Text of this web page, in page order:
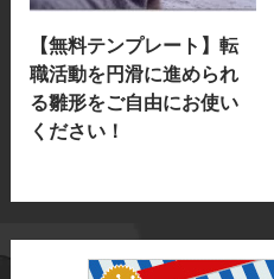
【無料テンプレート】転
職活動を円滑に進められ
る雛形をご自由にお使い
ください！